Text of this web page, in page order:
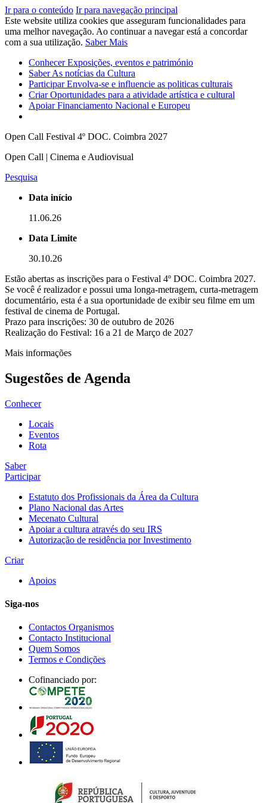
Ir para o conteúdo Ir para navegação principal
Este website utiliza cookies que asseguram funcionalidades para
uma melhor navegação. Ao continuar a navegar está a concordar
com a sua utilização. Saber Mais
ConhecerExposições, eventos e património
SaberAs notícias da Cultura
ParticiparEnvolva-se e influencie as politicas culturais
CriarOportunidades para a atividade artística e cultural
ApoiarFinanciamento Nacional e Europeu
Open Call Festival 4º DOC. Coimbra 2027
Open Call | Cinema e Audiovisual
Pesquisa
Data início
11.06.26
Data Limite
30.10.26
Estão abertas as inscrições para o Festival 4º DOC. Coimbra 2027.
Se você é realizador e possui uma longa-metragem, curta-metragem
documentário, esta é a sua oportunidade de exibir seu filme em um
festival de cinema de Portugal.
Prazo para inscrições: 30 de outubro de 2026
Realização do Festival: 16 a 21 de Março de 2027
Mais informações
Sugestões de Agenda
Conhecer
Locais
Eventos
Rota
Saber
Participar
Estatuto dos Profissionais da Área da Cultura
Plano Nacional das Artes
Mecenato Cultural
Apoiar a cultura através do seu IRS
Autorização de residência por Investimento
Criar
Apoios
Siga-nos
Contactos Organismos
Contacto Institucional
Quem Somos
Termos e Condições
Cofinanciado por: